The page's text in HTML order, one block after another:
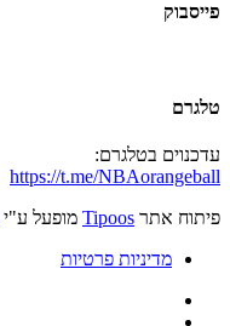
פייסבוק
טלגרם
עדכנוים בטלגרם:
https://t.me/NBAorangeball
פיתוח אתר Tipoos מופעל ע"י
מדיניות פרטיות